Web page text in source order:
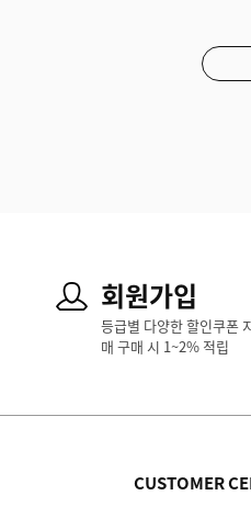
회원가입
등급별 다양한 할인쿠폰
매 구매 시 1~2% 적립
CUSTOMER